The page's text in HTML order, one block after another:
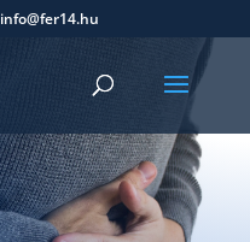
info@fer14.hu